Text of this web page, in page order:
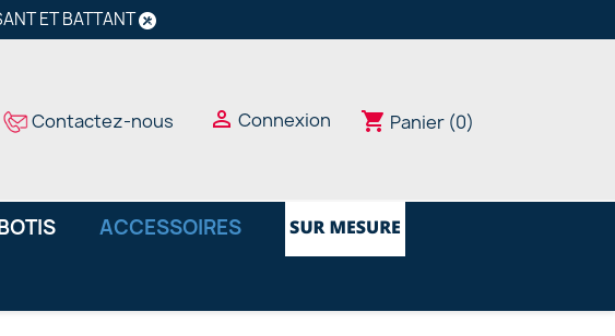
ET BATTANT
Contactez-nous  Connexion shopping_cart Panier (0)
ACCESSOIRES